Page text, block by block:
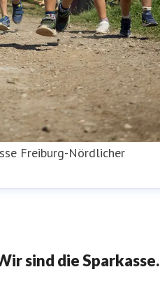
Freiburg-Nördlicher
sind die Sparkasse.